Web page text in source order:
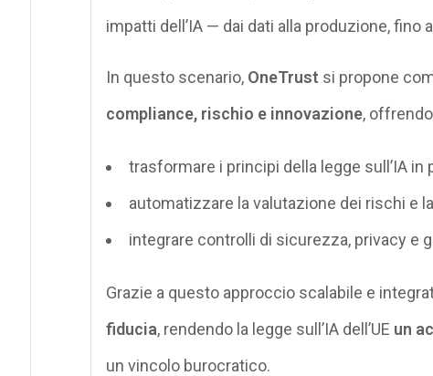
impatti dell’IA — dai dati alla produzione,
In questo scenario, OneTrust si propone
compliance, rischio e innovazione,
trasformare i principi della legge sull’IA
automatizzare la valutazione dei rischi e
integrare controlli di sicurezza, privacy e
Grazie a questo approccio scalabile e
fiducia, rendendo la legge sull’IA dell’UE un
un vincolo burocratico.